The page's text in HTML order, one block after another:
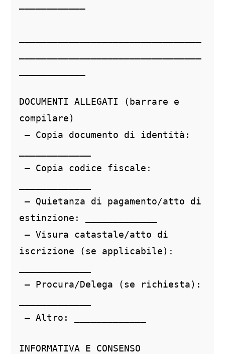
DOCUMENTI ALLEGATI (barrare e
compilare)
– Copia documento di identità:
– Copia codice fiscale:
– Quietanza di pagamento/atto di
estinzione: _____________
– Visura catastale/atto di
iscrizione (se applicabile):
– Procura/Delega (se richiesta):
– Altro: _____________
INFORMATIVA E CONSENSO